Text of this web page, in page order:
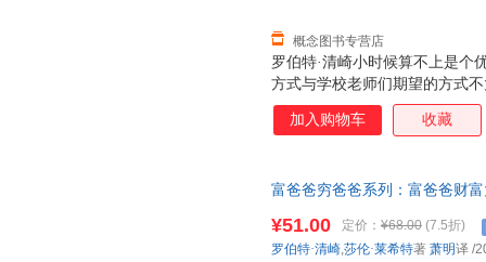
罗伯特·清崎小时候算不上是
方式与学校老师们期望的方式
——富爸爸，并通过他学到了金
可以在40多岁的时候就退休并
言、轻松的栏目和小问答，本
的是“才”，不是“财” 4.帮助你
概念图书专营店
加入购物车 收藏
富爸爸穷爸爸系列：富爸爸财
¥51.00 定价： ¥68.00 (7.5折)
罗伯特·清崎,莎伦·莱希特著 萧明译 /